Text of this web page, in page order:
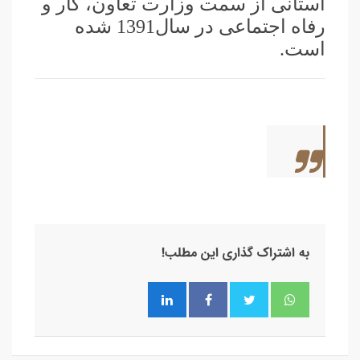
رفاه اجتماعی در سال1391 شده
است.
به اشتراک گذاری این مطلب!